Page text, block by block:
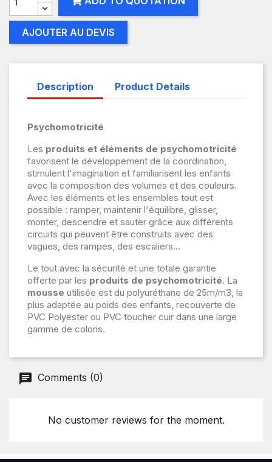
AJOUTER AU DEVIS
Description Product Details
Psychomotricité
Les produits et éléments de psychomotricité
favorisent le développement de la coordination,
stimulent l'imagination et familiarisent les enfants
avec la composition des volumes et des couleurs.
Avec les éléments et les ensembles tout est
possible : ramper, maintenir l'équilibre, glisser,
monter, descendre et sauter grâce aux différents
circuits qui peuvent être construits avec des
vagues, des rampes, des escaliers...
Le tout avec la sécurité et une totale garantie
offerte par les produits de psychomotricité. La
mousse utilisée est du polyuréthane de 25m/m3, la
plus adaptée au poids des enfants, recouverte de
PVC Polyester ou PVC toucher cuir dans une large
gamme de coloris.
Comments (0)
No customer reviews for the moment.